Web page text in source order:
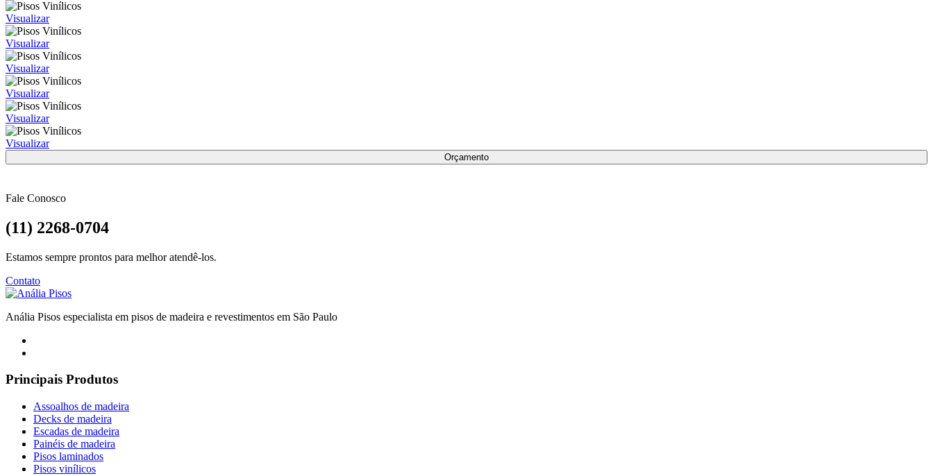
Visualizar
Visualizar
Visualizar
Visualizar
Visualizar
Visualizar
Fale Conosco
(11) 2268-0704
Estamos sempre prontos para melhor atendê-los.
Contato
Anália Pisos especialista em pisos de madeira e revestimentos em São Paulo
Principais Produtos
Assoalhos de madeira
Decks de madeira
Escadas de madeira
Painéis de madeira
Pisos laminados
Pisos vinílicos